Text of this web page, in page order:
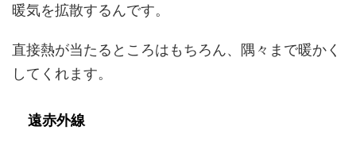
暖気を拡散するんです。
直接熱が当たるところはもちろん、隅々まで暖かく
してくれます。
遠赤外線